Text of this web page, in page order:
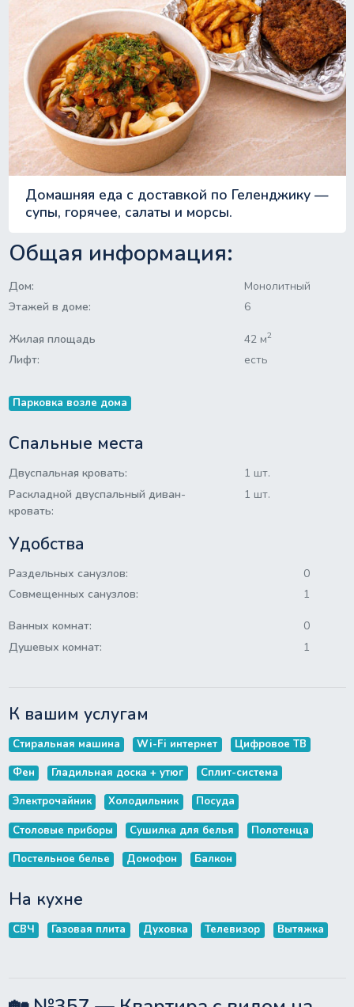
Домашняя еда с доставкой по Геленджику —
супы, горячее, салаты и морсы.
Общая информация:
Дом:
Монолитный
Этажей в доме:
6
Жилая площадь 42 м2
Лифт: есть
Парковка возле дома
Спальные места
Двуспальная кровать:
1 шт.
Раскладной двуспальный диван-
кровать:
1 шт.
Удобства
Раздельных санузлов:
0
Совмещенных санузлов:
1
Ванных комнат:
0
Душевых комнат:
1
К вашим услугам
Стиральная машина Wi-Fi интернет Цифровое ТВ
Фен Гладильная доска + утюг Сплит-система
Электрочайник Холодильник Посуда
Столовые приборы Сушилка для белья Полотенца
Постельное белье Домофон Балкон
На кухне
СВЧ Газовая плита Духовка Телевизор Вытяжка